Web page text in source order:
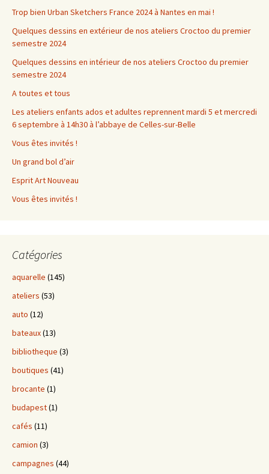
Trop bien Urban Sketchers France 2024 à Nantes en mai !
Quelques dessins en extérieur de nos ateliers Croctoo du premier
semestre 2024
Quelques dessins en intérieur de nos ateliers Croctoo du premier
semestre 2024
A toutes et tous
Les ateliers enfants ados et adultes reprennent mardi 5 et mercredi
6 septembre à 14h30 à l’abbaye de Celles-sur-Belle
Vous êtes invités !
Un grand bol d’air
Esprit Art Nouveau
Vous êtes invités !
Catégories
aquarelle (145)
ateliers (53)
auto (12)
bateaux(13)
bibliotheque (3)
boutiques (41)
brocante (1)
budapest(1)
cafés (11)
camion (3)
campagnes (44)